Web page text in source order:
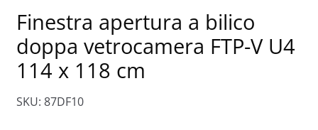
Finestra apertura a bilico
doppa vetrocamera FTP-V U4
114 x 118 cm
SKU: 87DF10